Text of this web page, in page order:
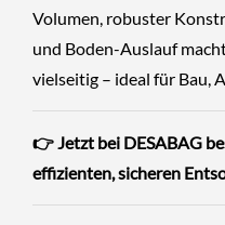
Volumen, robuster
und Boden-Auslauf
vielseitig – ideal für Bau,
👉 Jetzt bei DESABAG
effizienten, sicheren